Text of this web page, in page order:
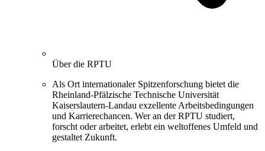
Über die RPTU
Als Ort internationaler Spitzenforschung bietet die
Rheinland-Pfälzische Technische Universität
Kaiserslautern-Landau exzellente Arbeitsbedingungen
und Karrierechancen. Wer an der RPTU studiert,
forscht oder arbeitet, erlebt ein weltoffenes Umfeld und
gestaltet Zukunft.